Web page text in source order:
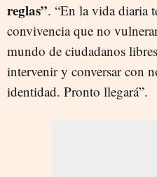
reglas”. “En la vida diaria
convivencia que no
mundo de ciudadanos
intervenir y conversar con
identidad. Pronto llegará”.